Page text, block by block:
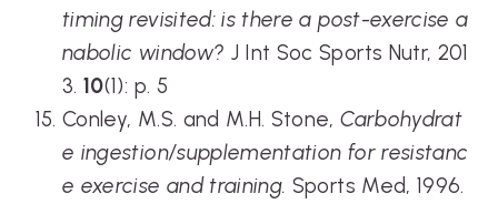
timing revisited: is there a post-exercise a
nabolic window? J Int Soc Sports Nutr, 201
3.10(1): p. 5
Conley, M.S. and M.H. Stone,Carbohydrat
e ingestion/supplementation for resistanc
e exercise and training. Sports Med, 1996.